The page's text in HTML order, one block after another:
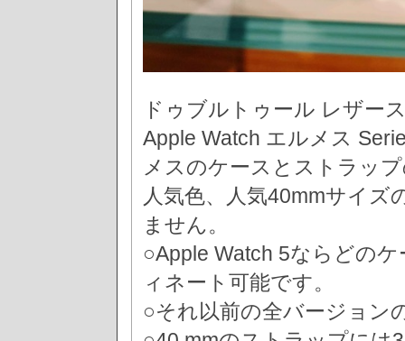
ドゥブルトゥール レザー
Apple Watch エルメス
メスのケースとストラッ
人気色、人気40mmサイズ
ません。
○Apple Watch 5ならどの
ィネート可能です。
○それ以前の全バージョン